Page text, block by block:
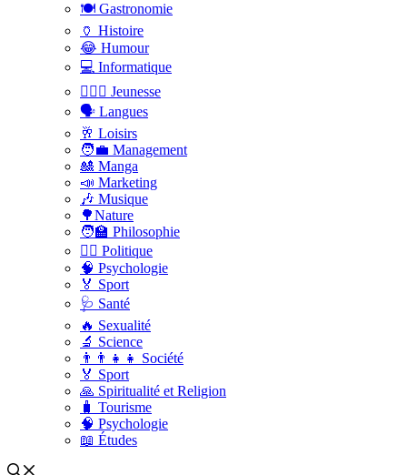
🍽️ Gastronomie
🏺 Histoire
😂 Humour
💻 Informatique
🤸🏽‍♀️ Jeunesse
🗣 Langues
🥂 Loisirs
🧑‍💼 Management
🎎 Manga
📣 Marketing
🎶 Musique
🌳Nature
🧑‍🏫 Philosophie
👨‍⚖️ Politique
🧠 Psychologie
🏅 Sport
🩺 Santé
🔥 Sexualité
🔬 Science
👨‍👨‍👧‍👧 Société
🏅 Sport
🙏 Spiritualité et Religion
🧳 Tourisme
🧠 Psychologie
📖 Études